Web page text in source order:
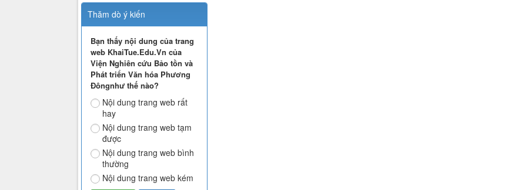
Thăm dò ý kiến
Bạn thấy nội dung của trang
web KhaiTue.Edu.Vn của
Viện Nghiên cứu Bảo tồn và
Phát triển Văn hóa Phương
Đôngnhư thế nào?
Nội dung trang web rất
hay
Nội dung trang web tạm
được
Nội dung trang web bình
thường
Nội dung trang web kém